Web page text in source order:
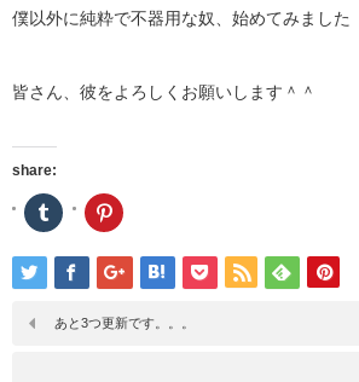
僕以外に純粋で不器用な奴、始めてみまし
皆さん、彼をよろしくお願いします＾＾
share:
ク
リ
ク
し
て
で
共
ク
リ
ク
し
て
で
共
あと3つ更新です。。。